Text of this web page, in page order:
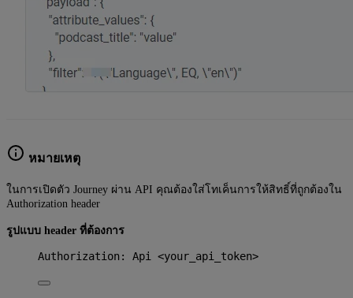
หมายเหตุ
ในการเปิดตัว Journey ผ่าน API คุณต้องใส่โทเค็นการให้สิทธิ์ที่ถูกต้องใน
Authorization header
รูปแบบ header ที่ต้องการ
Authorization: Api <your_api_token>